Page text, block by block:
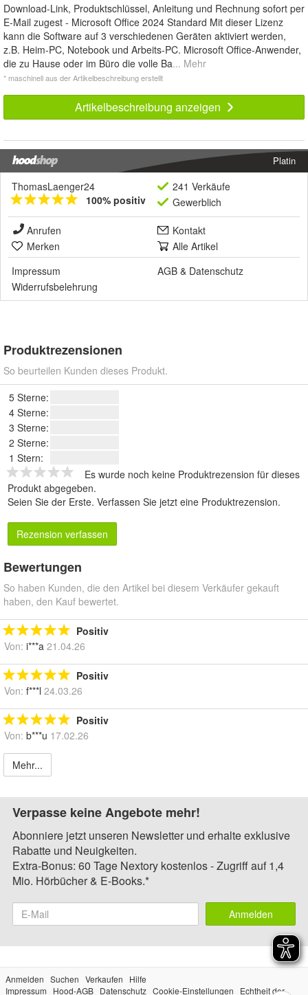
Download-Link, Produktschlüssel, Anleitung und Rechnung sofort per
E-Mail zugest - Microsoft Office 2024 Standard Mit dieser Lizenz
kann die Software auf 3 verschiedenen Geräten aktiviert werden,
z.B. Heim-PC, Notebook und Arbeits-PC. Microsoft Office-Anwender,
die zu Hause oder im Büro die volle Ba... Mehr
* maschinell aus der Artikelbeschreibung erstellt
Artikelbeschreibung anzeigen
Platin
ThomasLaenger24
100% positiv
241 Verkäufe
Gewerblich
Anrufen
Kontakt
Merken
Alle Artikel
Impressum
AGB & Datenschutz
Widerrufsbelehrung
Produktrezensionen
So beurteilen Kunden dieses Produkt.
5 Sterne:
4 Sterne:
3 Sterne:
2 Sterne:
1 Stern:
Es wurde noch keine Produktrezension für dieses
Produkt abgegeben.
Seien Sie der Erste. Verfassen Sie jetzt eine Produktrezension.
Rezension verfassen
Bewertungen
So haben Kunden, die den Artikel bei diesem Verkäufer gekauft
haben, den Kauf bewertet.
Positiv
Von: i***a 21.04.26
Positiv
Von: f***l 24.03.26
Positiv
Von: b***u 17.02.26
Mehr...
Verpasse keine Angebote mehr!
Abonniere jetzt unseren Newsletter und erhalte exklusive
Rabatte und Neuigkeiten.
Extra-Bonus: 60 Tage Nextory kostenlos - Zugriff auf 1,4
Mio. Hörbücher & E-Books.*
Anmelden
Anmelden Suchen Verkaufen
Hilfe
Impressum
Hood-AGB Datenschutz Cookie-Einstellungen Echtheit der